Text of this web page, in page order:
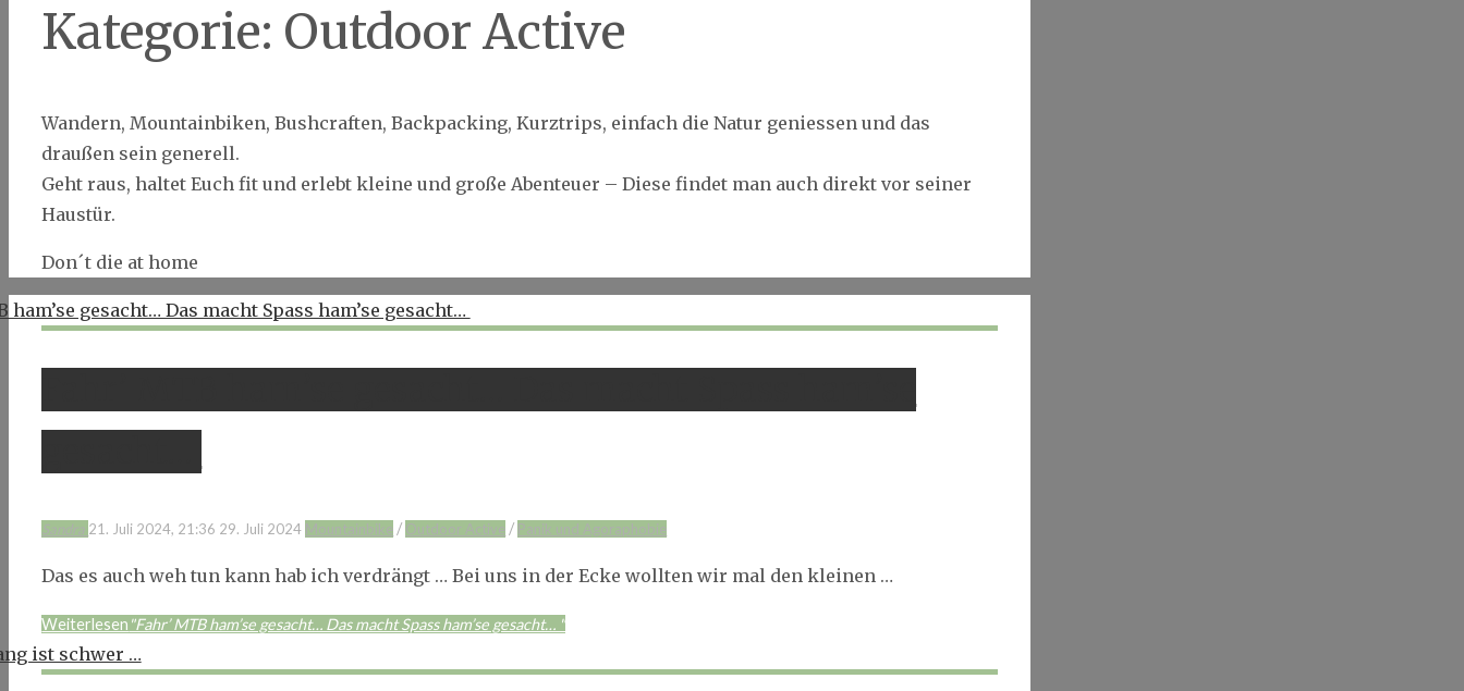
Kategorie: Outdoor Active
Wandern, Mountainbiken, Bushcraften, Backpacking, Kurztrips, einfach die Natur geniessen und das
draußen sein generell.
Geht raus, haltet Euch fit und erlebt kleine und große Abenteuer – Diese findet man auch direkt vor seiner
Haustür.
Don´t die at home
Sandra 21. Juli 2024, 21:36 29. Juli 2024 Mountainbike / Outdoor Active / Panik und Agoraphobie
Das es auch weh tun kann hab ich verdrängt … Bei uns in der Ecke wollten wir mal den kleinen …
Weiterlesen "Fahr’ MTB ham’se gesacht… Das macht Spass ham’se gesacht… "